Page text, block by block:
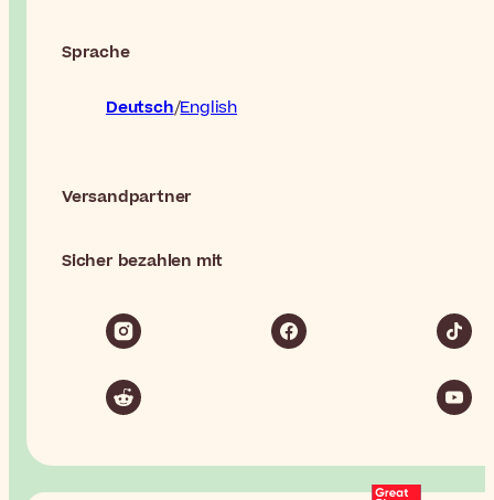
Sprache
Deutsch English
Versandpartner
Sicher bezahlen mit